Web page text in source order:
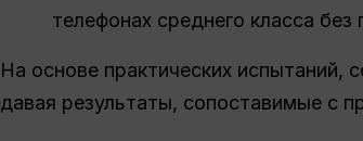
телефонах среднего класса без
На основе практических испытаний,
давая результаты, сопоставимые с